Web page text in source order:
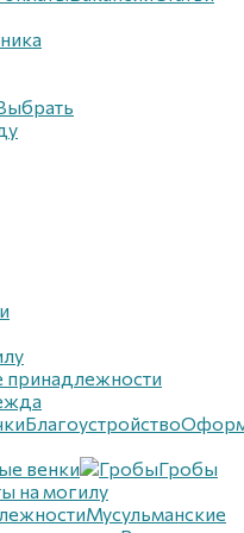
принадлежности
Благоустройствo
венки
Гробы
на могилу
Мусульманские